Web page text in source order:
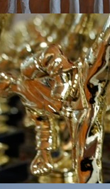
Rozwiń menu